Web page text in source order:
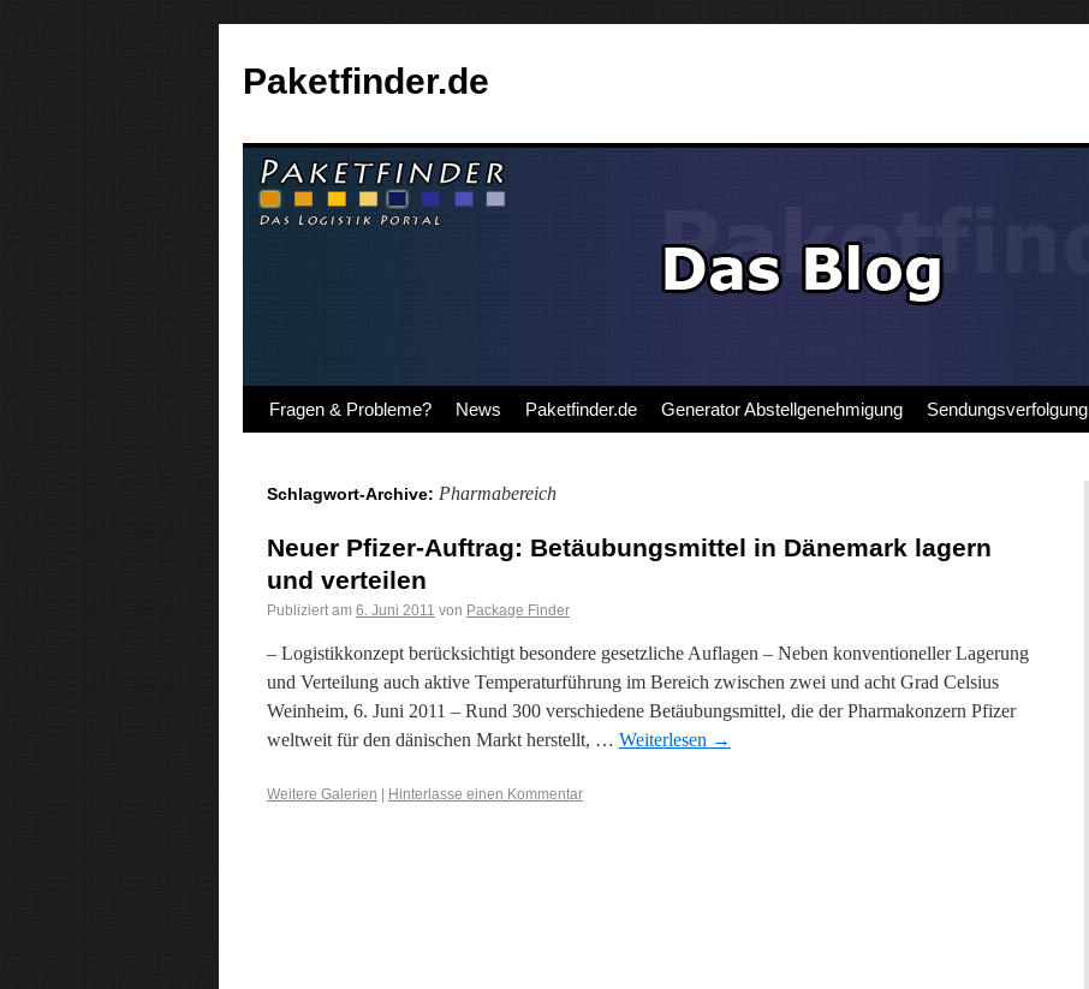
Paketfinder.de
Fragen & Probleme? News Paketfinder.de Generator Abstellgenehmigung Sendungsverfolgung
Schlagwort-Archive: Pharmabereich
Neuer Pfizer-Auftrag: Betäubungsmittel in Dänemark lagern
und verteilen
Publiziert am 6. Juni 2011 von Package Finder
– Logistikkonzept berücksichtigt besondere gesetzliche Auflagen – Neben konventioneller Lagerung
und Verteilung auch aktive Temperaturführung im Bereich zwischen zwei und acht Grad Celsius
Weinheim, 6. Juni 2011 – Rund 300 verschiedene Betäubungsmittel, die der Pharmakonzern Pfizer
weltweit für den dänischen Markt herstellt, … Weiterlesen →
Weitere Galerien Hinterlasse einen Kommentar